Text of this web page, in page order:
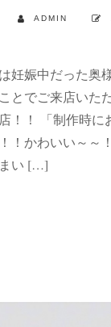
ADMIN
妊娠中だった奥
とでご来店いた
！！ 「制作時に
！かわいい～～
い […]